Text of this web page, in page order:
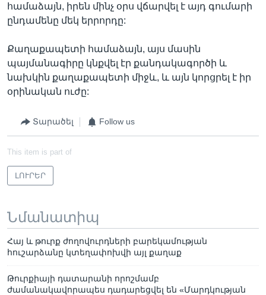
համաձայն, իրեն մինչ օրս վճարվել է այդ գումարի
ընդամենը մեկ երրորդը:
Քաղաքապետի համաձայն, այս մասին
պայմանագիրը կնքվել էր քանդակագործի և
նախկին քաղաքապետի միջև, և այն կորցրել է իր
օրինական ուժը:
Տարածել Follow us
This item is part of
ԼՈՒՐԵՐ
Նմանատիպ
Հայ և թուրք ժողովուրդների բարեկամության
հուշարձանը կտեղափոխվի այլ քաղաք
Թուրքիայի դատարանի որոշմամբ
ժամանակավորապես դադարեցվել են «Մարդկության